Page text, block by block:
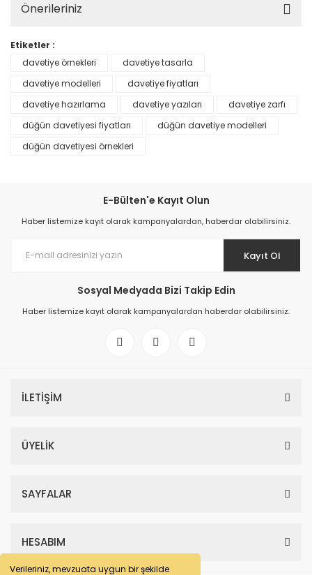
Verileriniz, mevzuata uygun bir şekilde
Önerileriniz
Etiketler :
davetiye örnekleri
davetiye tasarla
davetiye modelleri
davetiye fiyatları
davetiye hazırlama
davetiye yazıları
davetiye zarfı
düğün davetiyesi fiyatları
düğün davetiye modelleri
düğün davetiyesi örnekleri
E-Bülten'e Kayıt Olun
Haber listemize kayıt olarak kampanyalardan, haberdar olabilirsiniz.
Kayıt Ol
Sosyal Medyada Bizi Takip Edin
Haber listemize kayıt olarak kampanyalardan haberdar olabilirsiniz.
İLETİŞİM
ÜYELİK
SAYFALAR
HESABIM